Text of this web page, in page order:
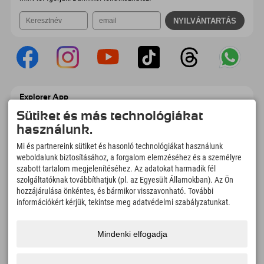
Explorer App
Töltsd fel #ExplorerPillanataidat, az Úticélom
című videódat foglalási áttekintéssel,
bakancslistával, étterem áttekintéssel és
Felfedezős pillanatok ideje
166
Hegyi tavak és
4.634km
Sí- és snowboardpályák
Túrázási és hegymászási
Vendégeink ajánlanak
Sütiket és más technológiákat
használunk.
Mi és partnereink sütiket és hasonló technológiákat használunk
weboldalunk biztosításához, a forgalom elemzéséhez és a személyre
szabott tartalom megjelenítéséhez. Az adatokat harmadik fél
szolgáltatóknak továbbíthatjuk (pl. az Egyesült Államokban). Az Ön
hozzájárulása önkéntes, és bármikor visszavonható. További
információkért kérjük, tekintse meg adatvédelmi szabályzatunkat.
Mindenki elfogadja